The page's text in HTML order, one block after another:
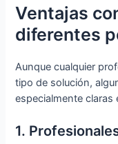
Ventajas
diferentes
Aunque cualquier
tipo de solución,
especialmente claras
1.